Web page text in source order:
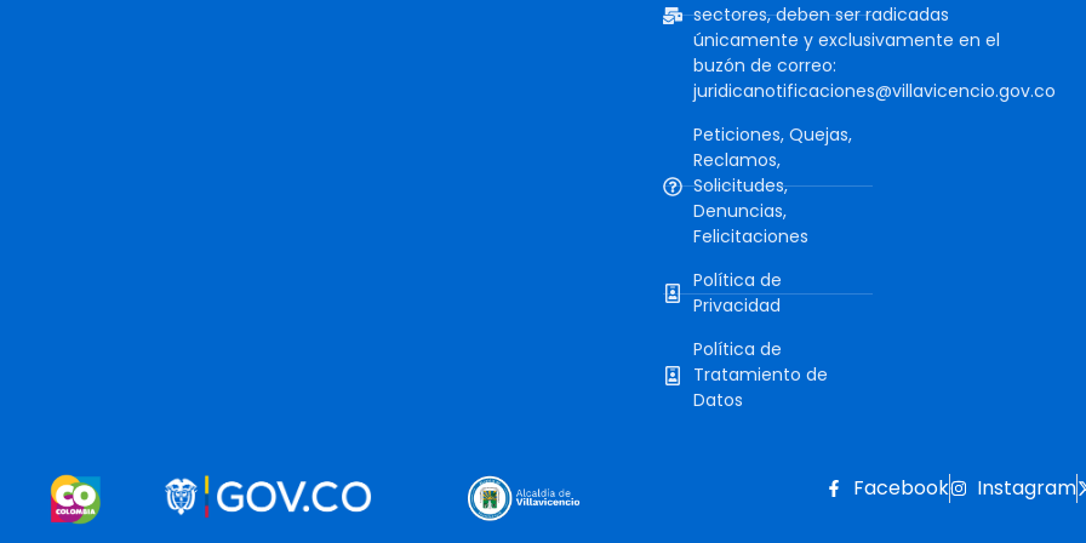
sectores, deben ser radicadas
únicamente y exclusivamente en el
buzón de correo:
juridicanotificaciones@villavicencio.gov.co
Peticiones, Quejas,
Reclamos,
Solicitudes,
Denuncias,
Felicitaciones
Política de
Privacidad
Política de
Tratamiento de
Datos
Facebook Instagram